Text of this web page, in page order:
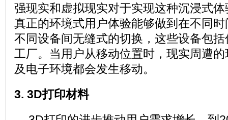
强现实和虚拟现实对于实现这种沉浸式
真正的环境式用户体验能够做到在不同
不同设备间无缝式的切换，这些设备包
工厂。当用户从移动位置时，现实周遭
及电子环境都会发生移动。
3. 3D打印材料